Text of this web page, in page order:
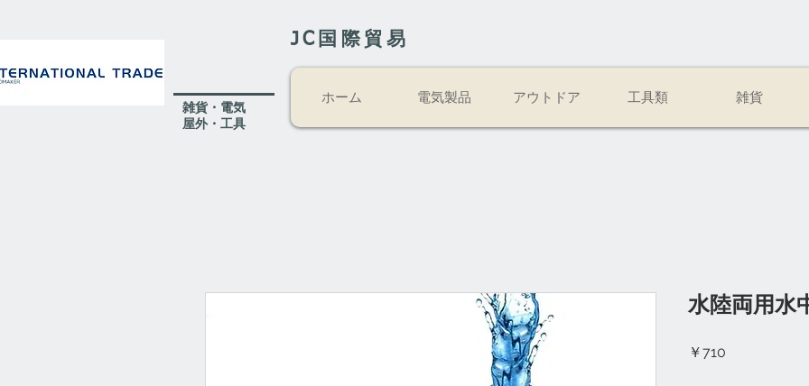
JC国際貿易
​雑貨・電気
​屋外・工具
ホーム 電気製品 アウトドア 工具類 雑貨
水陸両用水
￥710